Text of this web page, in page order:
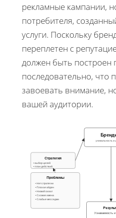
рекламные кампании,
потребителя,
услуги. Поскольку
переплетен с
должен быть построен
последовательно, что
завоевать внимание,
вашей аудитории.
уникальность и
Стратегия
• выбор целей
• план действий
Проблемы
• Нет стратегии
• Плохая айден
• Низкий охват
• Схожие имена
• Слабые месседжи
Узнаваемость